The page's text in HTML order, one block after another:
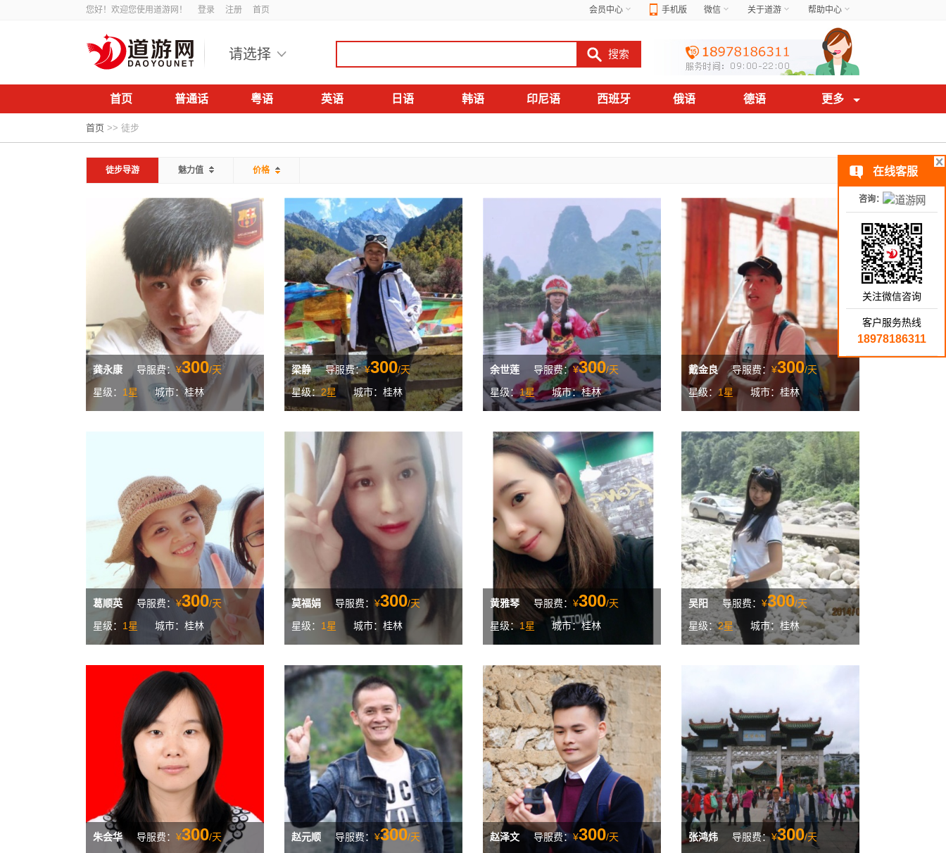
您好！欢迎您使用道游网！ 登录 注册 首页 会员中心 手机版 微信 关于道游 帮助中心
请选择
首页 普通话 粤语 英语 日语 韩语 印尼语 西班牙 俄语 德语 更多
首页 >> 徒步
徒步导游 魅力值 价格
龚永康 导服费：¥300/天
星级： 1星 城市：桂林
梁静 导服费：¥300/天
星级： 2星 城市：桂林
余世莲 导服费：¥300/天
星级：1星 城市：桂林
戴金良 导服费： ¥300/天
星级：1星 城市：桂林
葛顺英 导服费：¥300/天
星级： 1星 城市：桂林
莫福娟 导服费： ¥300/天
星级： 1星 城市：桂林
黄雅琴 导服费： ¥300/天
星级： 1星 城市：桂林
吴阳 导服费： ¥300/天
星级：2星 城市：桂林
朱会华 导服费： ¥300/天
赵元顺 导服费： ¥300/天
赵泽文 导服费：¥300/天
张鸿炜 导服费：¥300/天
在线客服
咨询：
关注微信咨询
客户服务热线
18978186311